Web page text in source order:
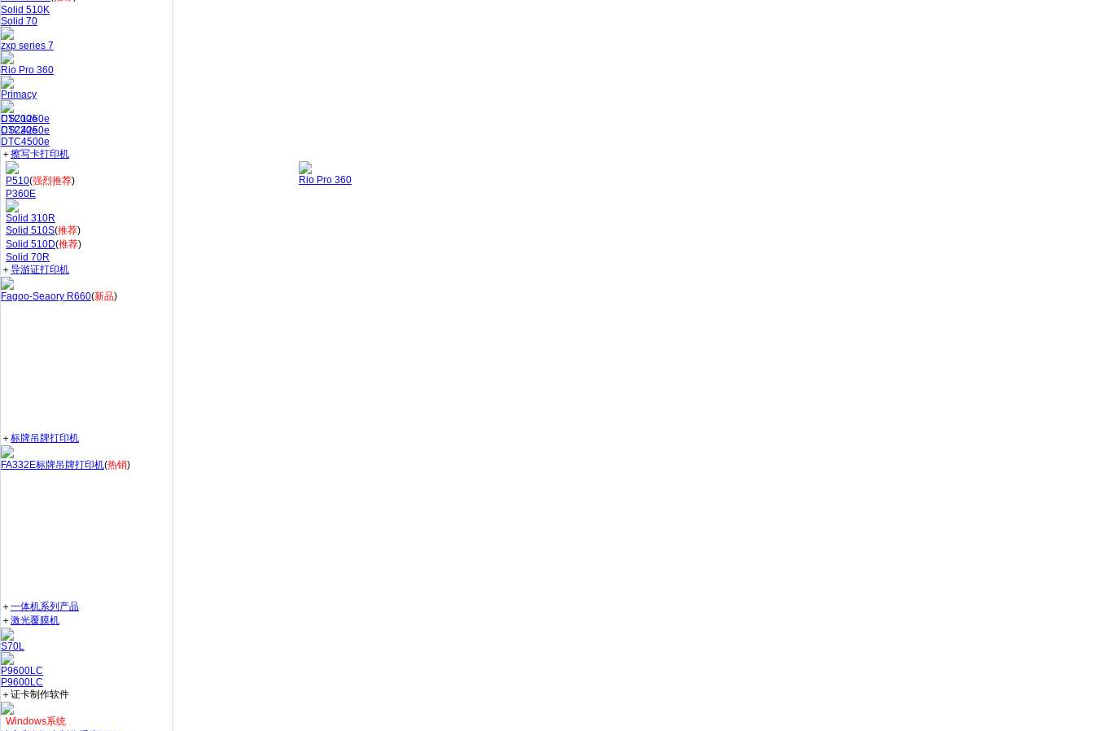
Solid 510K
Solid 70
zxp series 7
Rio Pro 360
Primacy
CS200e
CS220e
DTC1250e
DTC4250e
DTC4500e
＋擦写卡打印机
P510(强烈推荐)
P360E
Solid 310R
Solid 510S(推荐)
Solid 510D(推荐)
Solid 70R
Rio Pro 360
＋导游证打印机
Fagoo-Seaory R660(新品)
＋标牌吊牌打印机
FA332E标牌吊牌打印机(热销)
＋一体机系列产品
＋激光覆膜机
S70L
P9600LC
P9600LC
＋证卡制作软件
Windows系统